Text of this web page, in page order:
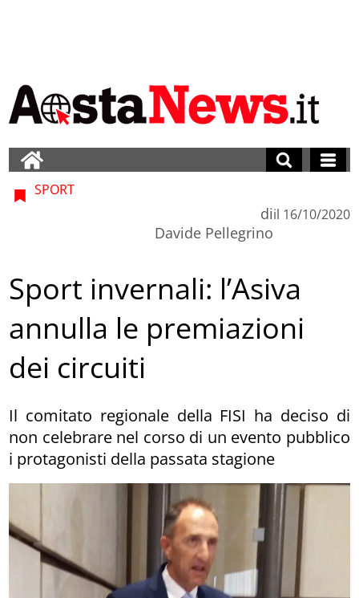
SPORT
di
Davide Pellegrino
il 16/10/2020
Sport invernali: l’Asiva
annulla le premiazioni
dei circuiti
Il comitato regionale della FISI ha deciso di
non celebrare nel corso di un evento pubblico
i protagonisti della passata stagione